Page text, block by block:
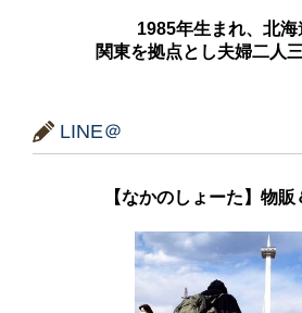
1985年生まれ、北海
関東を拠点とし夫婦二人
LINE＠
【なかのしょーた】物